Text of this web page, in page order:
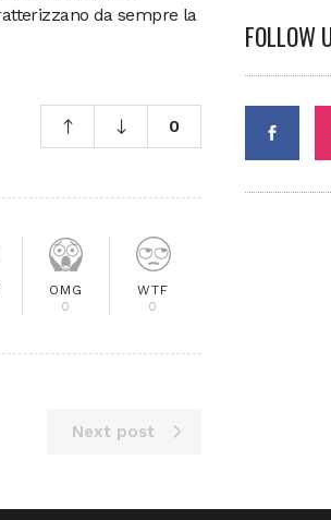
da sempre la
0
OMG
0
WTF
0
Next post
FOLLOW